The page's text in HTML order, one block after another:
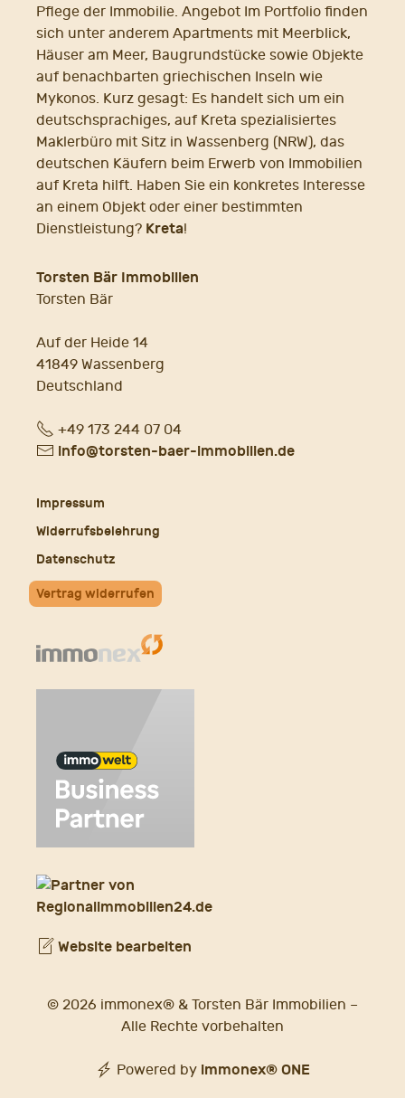
Pflege der Immobilie. Angebot Im Portfolio finden
sich unter anderem Apartments mit Meerblick,
Häuser am Meer, Baugrundstücke sowie Objekte
auf benachbarten griechischen Inseln wie
Mykonos. Kurz gesagt: Es handelt sich um ein
deutschsprachiges, auf Kreta spezialisiertes
Maklerbüro mit Sitz in Wassenberg (NRW), das
deutschen Käufern beim Erwerb von Immobilien
auf Kreta hilft. Haben Sie ein konkretes Interesse
an einem Objekt oder einer bestimmten
Dienstleistung? Kreta!
Torsten Bär Immobilien
Torsten Bär
Auf der Heide 14
41849 Wassenberg
Deutschland
Fon+49 173 244 07 04
E- info@torsten-baer-immobilien.de
Impressum
Widerrufsbelehrung
Datenschutz
Vertrag widerrufen
Website bearbeiten
© 2026 immonex® & Torsten Bär Immobilien –
Alle Rechte vorbehalten
Powered by immonex® ONE